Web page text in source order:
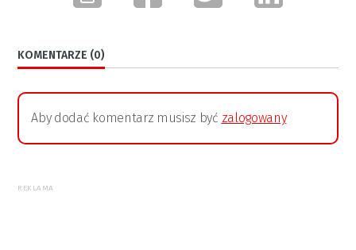
KOMENTARZE (0)
Aby dodać komentarz musisz być zalogowany
REKLAMA